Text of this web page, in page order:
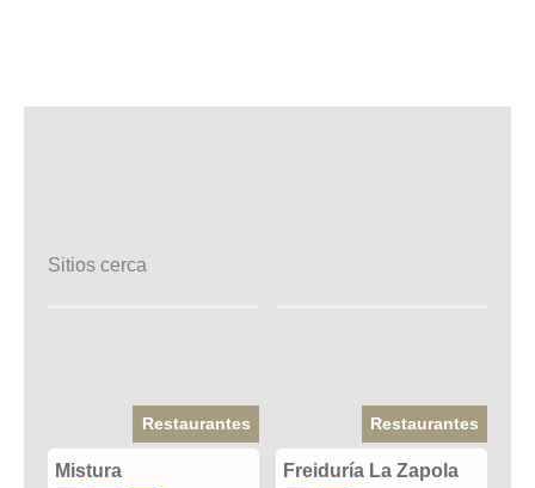
Sitios cerca
Restaurantes
Mistura
Restaurantes
Freiduría La Zapola